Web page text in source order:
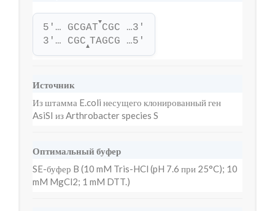
5'… GCGAT
▼
CGC …3'
3'… CGC▲TAGCG …5'
Источник
Из штамма E.coli несущего клонированный ген
AsiSI из Arthrobacter species S
Оптимальный буфер
SE-буфер B (10 mM Tris-HCl (pH 7.6 при 25°C); 10
mM MgCl2; 1 mM DTT.)